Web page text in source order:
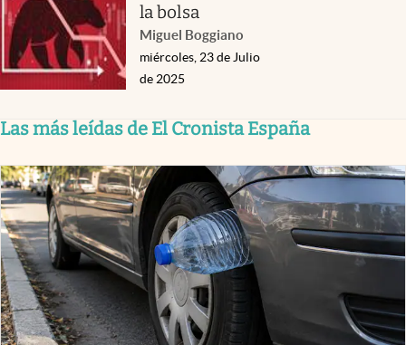
la bolsa
Miguel Boggiano
miércoles, 23 de Julio
de 2025
Las más leídas de El Cronista España